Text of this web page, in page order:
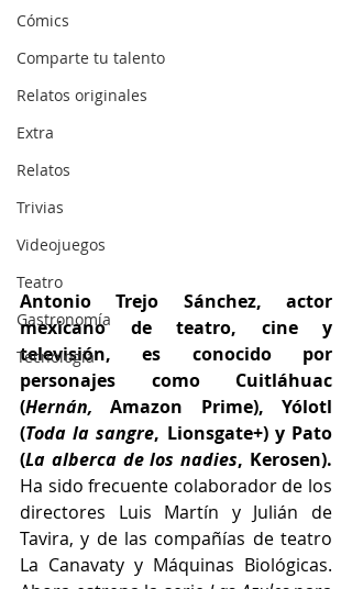
Cómics
Comparte tu talento
Relatos originales
Extra
Relatos
Trivias
Videojuegos
Teatro
Gastronomía
Tecnología
Antonio Trejo Sánchez, actor
mexicano de teatro, cine y
televisión, es conocido por
personajes como Cuitláhuac
(Hernán, Amazon Prime), Yólotl
(Toda la sangre, Lionsgate+) y Pato
(La alberca de los nadies
Ha sido frecuente colaborador de los
directores Luis Martín y Julián de
Tavira, y de las compañías de teatro
La Canavaty y Máquinas Biológicas.